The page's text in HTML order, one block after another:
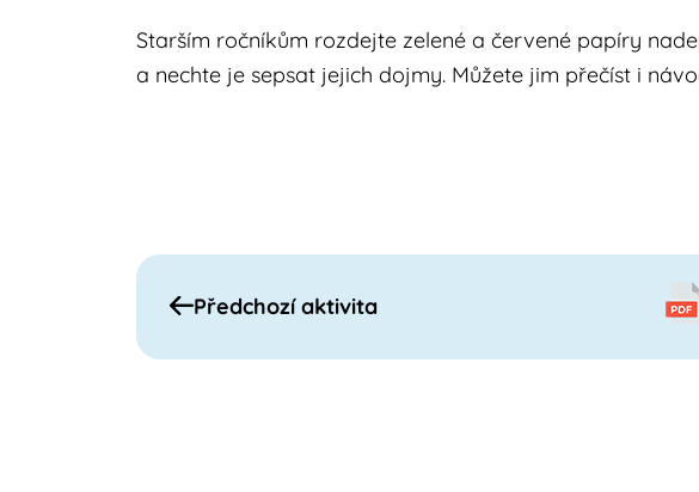
Starším ročníkům rozdejte zelené a červené papíry
a nechte je sepsat jejich dojmy. Můžete jim přečíst i
Předchozí aktivita